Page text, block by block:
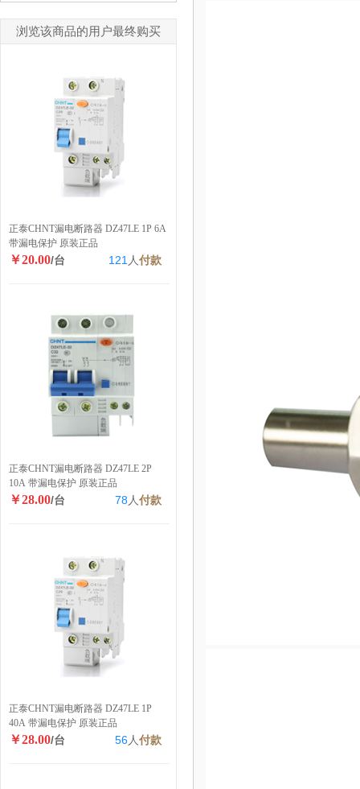
浏览该商品的用户最终购买
正泰CHNT漏电断路器 DZ47LE 1P 6A
带漏电保护 原装正品
￥20.00/台 121 人付款
正泰CHNT漏电断路器 DZ47LE 2P
10A 带漏电保护 原装正品
￥28.00/台 78 人付款
正泰CHNT漏电断路器 DZ47LE 1P
40A 带漏电保护 原装正品
￥28.00/台 56人付款